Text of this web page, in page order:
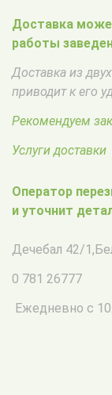
Доставка
работы
Доставка из
приводит к его
Рекомендуем
Услуги доставки
Оператор
и уточнит
Дечебал 42/1 ,
0 781 26777
Ежедневно с